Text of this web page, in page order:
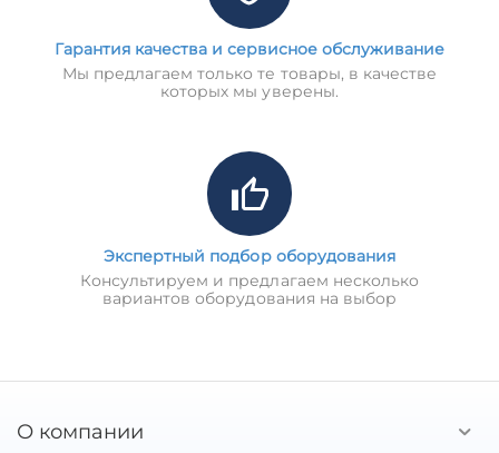
Гарантия качества и сервисное обслуживание
Мы предлагаем только те товары, в качестве
которых мы уверены.
Экспертный подбор оборудования
Консультируем и предлагаем несколько
вариантов оборудования на выбор
О компании